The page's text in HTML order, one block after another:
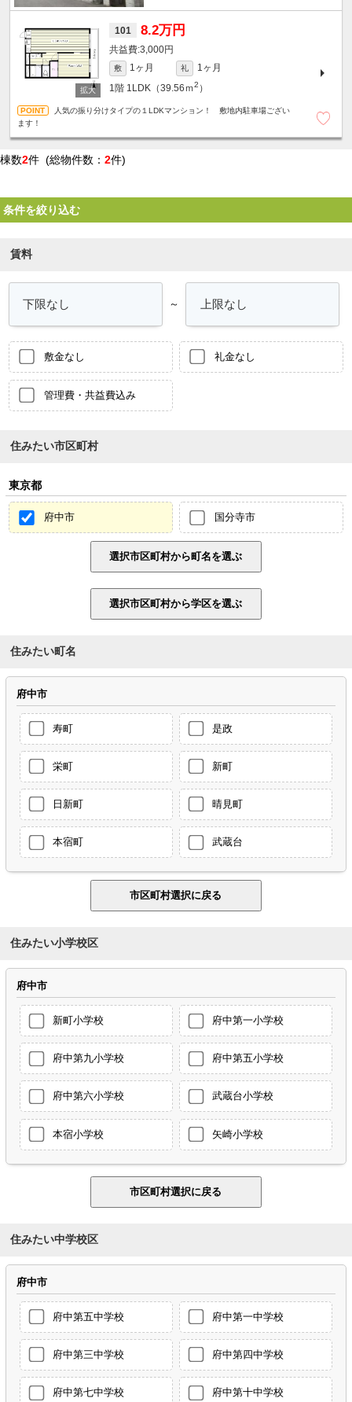
101 8.2万円
3,000円
敷 1ヶ月 礼
1ヶ月
1階 1LDK（39.56ｍ2 ）
人気の振り分けタイプの１LDKマンション！ 敷地内駐車場ござい
ます！
棟数2件 (総物件数： 2件)
条件を絞り込む
賃料
～
敷金なし 礼金なし
管理費・共益費込み
住みたい市区町村
東京都
府中市 国分寺市
住みたい町名
府中市
寿町 是政
栄町 新町
日新町 晴見町
本宿町 武蔵台
住みたい小学校区
府中市
新町小学校 府中第一小学校
府中第九小学校 府中第五小学校
府中第六小学校 武蔵台小学校
本宿小学校 矢崎小学校
住みたい中学校区
府中市
府中第五中学校 府中第一中学校
府中第三中学校 府中第四中学校
府中第七中学校 府中第十中学校